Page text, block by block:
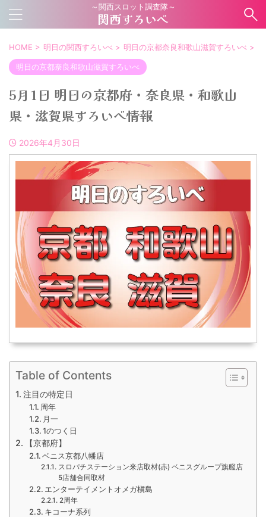
～関西スロット調査隊～
関西すろいべ
HOME > 明日の関西すろいべ > 明日の京都奈良和歌山滋賀すろいべ >
明日の京都奈良和歌山滋賀すろいべ
5月1日 明日の京都府・奈良県・和歌山
県・滋賀県すろいべ情報
2026年4月30日
Table of Contents
注目の特定日
周年
月一
1のつく日
【京都府】
ベニス京都八幡店
スロパチステーション来店取材(赤) ベニスグループ旗艦店
5店舗合同取材
エンターテイメントオメガ槇島
2周年
キコーナ系列